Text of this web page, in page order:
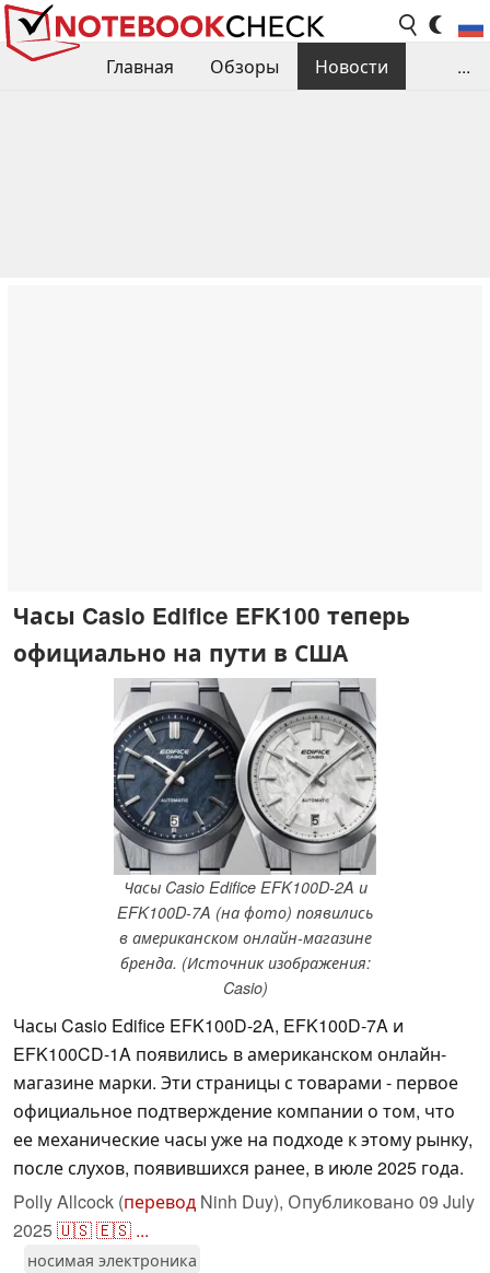
Главная Обзоры
Новости
...
Часы Casio Edifice EFK100 теперь
официально на пути в США
Часы Casio Edifice EFK100D-2A и
EFK100D-7A (на фото) появились
в американском онлайн-магазине
бренда. (Источник изображения:
Casio)
Часы Casio Edifice EFK100D-2A, EFK100D-7A и
EFK100CD-1A появились в американском онлайн-
магазине марки. Эти страницы с товарами - первое
официальное подтверждение компании о том, что
ее механические часы уже на подходе к этому рынку,
после слухов, появившихся ранее, в июле 2025 года.
Polly Allcock (перевод Ninh Duy), Опубликовано 09 July
2025🇺🇸🇪🇸 ...
носимая электроника